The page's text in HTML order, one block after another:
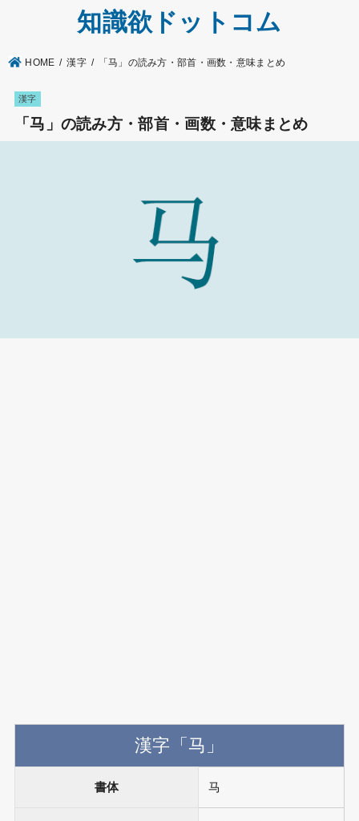
知識欲ドットコム
HOME 漢字 「马」の読み方・部首・画数・意味まとめ
漢字
「马」の読み方・部首・画数・意味まとめ
漢字「马」
書体 马